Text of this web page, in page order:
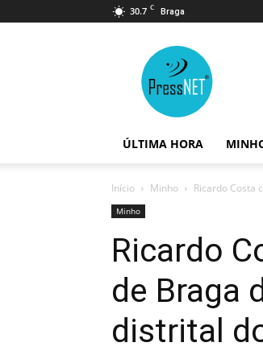
30.7 C Braga
ÚLTIMA HORA
Início Minho Ricardo Costa
Minho
Ricardo
de Braga
distrital